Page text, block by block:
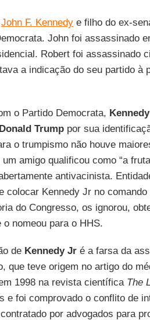
John F. Kennedye filho do ex-
John foi assassinado
Robert foi assassinado
a indicação do seu partido à
o Partido Democrata,
Donald Trumppor sua
o trumpismo não houve
amigo qualificou como “a
antivacinista.
colocar Kennedy Jr no
do Congresso, os ignorou,
nomeou para o HHS.
de Kennedy Jré a farsa da
que teve origem no artigo do
1998 na revista científica The
e foi comprovado o conflito de
por advogados para